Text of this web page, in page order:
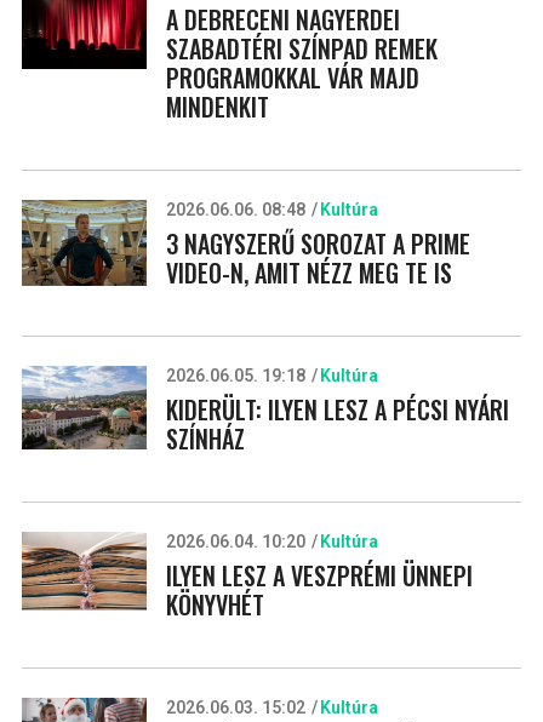
A DEBRECENI NAGYERDEI
SZABADTÉRI SZÍNPAD REMEK
PROGRAMOKKAL VÁR MAJD
MINDENKIT
2026.06.06. 08:48 Kultúra
3 NAGYSZERŰ SOROZAT A PRIME
VIDEO-N, AMIT NÉZZ MEG TE IS
2026.06.05. 19:18 Kultúra
KIDERÜLT: ILYEN LESZ A PÉCSI NYÁRI
SZÍNHÁZ
2026.06.04. 10:20 Kultúra
ILYEN LESZ A VESZPRÉMI ÜNNEPI
KÖNYVHÉT
2026.06.03. 15:02 Kultúra